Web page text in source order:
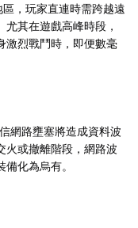
區，玩家直連時需跨越遠
其在遊戲高峰時段，
激烈戰鬥時，即便數毫
網路壅塞將造成資料波
火或撤離階段，網路波
化為烏有。